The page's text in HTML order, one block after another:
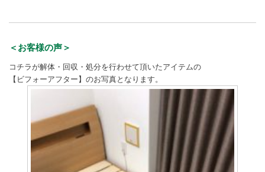
＜お客様の声＞
コチラが解体・回収・処分を行わせて頂いたアイテムの
【ビフォーアフター】のお写真となります。